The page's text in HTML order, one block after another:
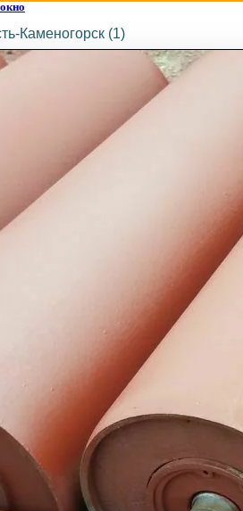
Каменогорск (1)